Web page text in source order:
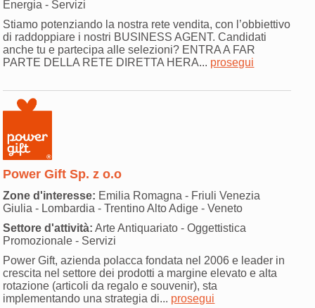
Energia - Servizi
Stiamo potenziando la nostra rete vendita, con l’obbiettivo
di raddoppiare i nostri BUSINESS AGENT. Candidati
anche tu e partecipa alle selezioni? ENTRA A FAR
PARTE DELLA RETE DIRETTA HERA... prosegui
Power Gift Sp. z o.o
Zone d'interesse: Emilia Romagna - Friuli Venezia
Giulia - Lombardia - Trentino Alto Adige - Veneto
Settore d'attività: Arte Antiquariato - Oggettistica
Promozionale - Servizi
Power Gift, azienda polacca fondata nel 2006 e leader in
crescita nel settore dei prodotti a margine elevato e alta
rotazione (articoli da regalo e souvenir), sta
implementando una strategia di... prosegui